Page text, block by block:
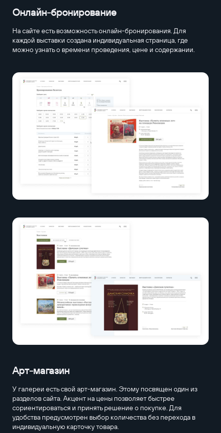
Онлайн-бронирование
На сайте есть возможность онлайн-бронирования. Для
каждой выставки создана индивидуальная страница, где
можно узнать о времени проведения, цене и содержании.
Арт-магазин
У галереи есть свой арт-магазин. Этому посвящен один из
разделов сайта. Акцент на цены позволяет быстрее
сориентироваться и принять решение о покупке. Для
удобства предусмотрен выбор количества без перехода в
индивидуальную карточку товара.